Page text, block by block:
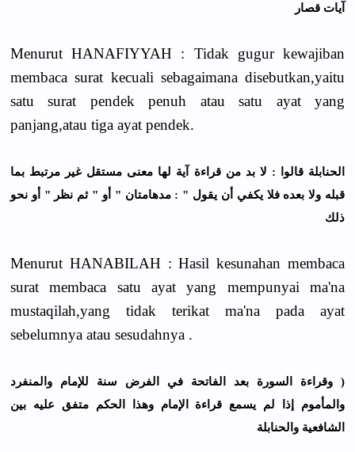
ﺁﻳﺎﺕ ﻗﺼﺎﺭ
Menurut HANAFIYYAH : Tidak gugur kewajiban
membaca surat kecuali sebagaimana disebutkan,yaitu
satu surat pendek penuh atau satu ayat yang
panjang,atau tiga ayat pendek.
ﺍﻟﺤﻨﺎﺑﻠﺔ ﻗﺎﻟﻮﺍ : ﻻ ﺑﺪ ﻣﻦ ﻗﺮﺍﺀﺓ ﺁﻳﺔ ﻟﻬﺎ ﻣﻌﻨﻰ ﻣﺴﺘﻘﻞ ﻏﻴﺮ ﻣﺮﺗﺒﻂ ﺑﻤﺎ
ﻗﺒﻠﻪ ﻭﻻ ﺑﻌﺪﻩ ﻓﻼ ﻳﻜﻔﻲ ﺃﻥ ﻳﻘﻮﻝ " : ﻣﺪﻫﺎﻣﺘﺎﻥ " ﺃﻭ " ﺛﻢ ﻧﻈﺮ " ﺃﻭ ﻧﺤﻮ
ﺫﻟﻚ
Menurut HANABILAH : Hasil kesunahan membaca
surat membaca satu ayat yang mempunyai ma'na
mustaqilah,yang tidak terikat ma'na pada ayat
sebelumnya atau sesudahnya .
( ﻭﻗﺮﺍﺀﺓ ﺍﻟﺴﻮﺭﺓ ﺑﻌﺪ ﺍﻟﻔﺎﺗﺤﺔ ﻓﻲ ﺍﻟﻔﺮﺽ ﺳﻨﺔ ﻟﻺﻣﺎﻡ ﻭﺍﻟﻤﻨﻔﺮﺩ
ﻭﺍﻟﻤﺄﻣﻮﻡ ﺇﺫﺍ ﻟﻢ ﻳﺴﻤﻊ ﻗﺮﺍﺀﺓ ﺍﻹﻣﺎﻡ ﻭﻫﺬﺍ ﺍﻟﺤﻜﻢ ﻣﺘﻔﻖ ﻋﻠﻴﻪ ﺑﻴﻦ
ﺍﻟﺸﺎﻓﻌﻴﺔ ﻭﺍﻟﺤﻨﺎﺑﻠﺔ